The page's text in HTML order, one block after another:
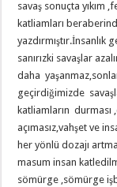
savaş sonuçta yıkım
katliamları
yazdırmıştır.İnsanlık
sanırızki savaşlar
daha
geçirdiğimizde
katliamların
açımasız,vahşet ve
her yönlü dozajı
masum insan
sömürge ,sömürge